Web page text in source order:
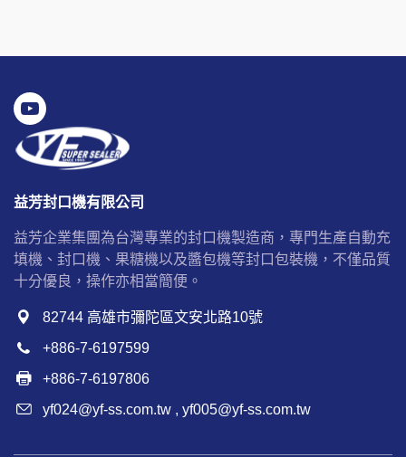
益芳封口機有限公司
益芳企業集團為台灣專業的封口機製造商，專門生產自動充
填機、封口機、果糖機以及醬包機等封口包裝機，不僅品質
十分優良，操作亦相當簡便。
82744 高雄市彌陀區文安北路10號
+886-7-6197599
+886-7-6197806
yf024@yf-ss.com.tw , yf005@yf-ss.com.tw